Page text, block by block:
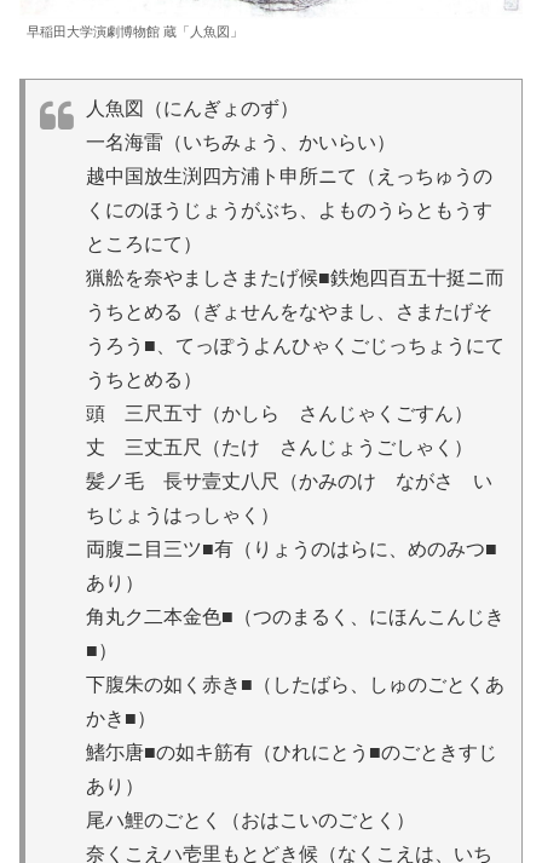
早稲田大学演劇博物館 蔵「人魚図」
人魚図（にんぎょのず）
一名海雷（いちみょう、かいらい）
越中国放生渕四方浦ト申所ニて（えっちゅうの
くにのほうじょうがぶち、よものうらともうす
ところにて）
猟舩を奈やましさまたげ候■鉄炮四百五十挺ニ而
うちとめる（ぎょせんをなやまし、さまたげそ
うろう■、てっぽうよんひゃくごじっちょうにて
うちとめる）
頭 三尺五寸（かしら さんじゃくごすん）
丈 三丈五尺（たけ さんじょうごしゃく）
髪ノ毛 長サ壹丈八尺（かみのけ ながさ い
ちじょうはっしゃく）
両腹ニ目三ツ■有（りょうのはらに、めのみつ■
あり）
角丸ク二本金色■（つのまるく、にほんこんじき
■）
下腹朱の如く赤き■（したばら、しゅのごとくあ
かき■）
鰭尓唐■の如キ筋有（ひれにとう■のごときすじ
あり）
尾ハ鯉のごとく（おはこいのごとく）
奈くこえハ壱里もとどき候（なくこえは、いち